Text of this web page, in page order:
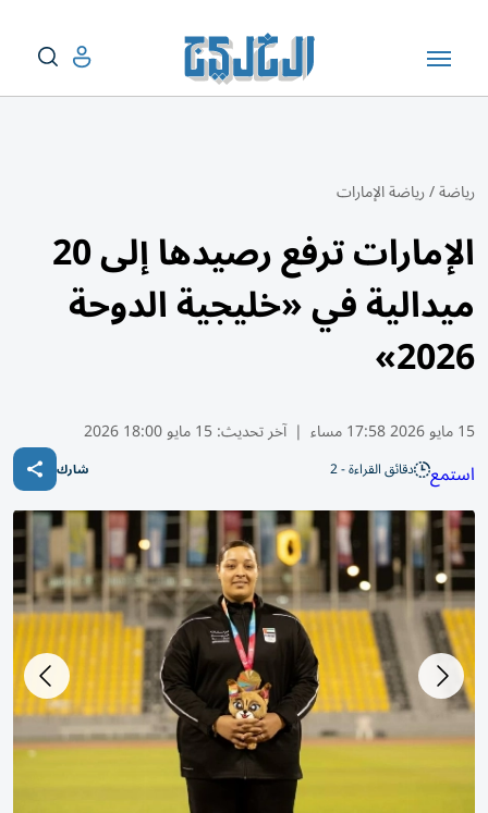
رياضة/رياضة الإمارات
الإمارات ترفع رصيدها إلى 20
ميدالية في «خليجية الدوحة
2026»
15 مايو 2026 17:58 مساء | آخر تحديث:15 مايو 18:00 2026
استمع دقائق القراءة - 2 شارك